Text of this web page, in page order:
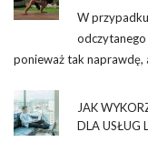
W
odczytanego
ponieważ tak naprawdę,
JAK
DLA USŁUG